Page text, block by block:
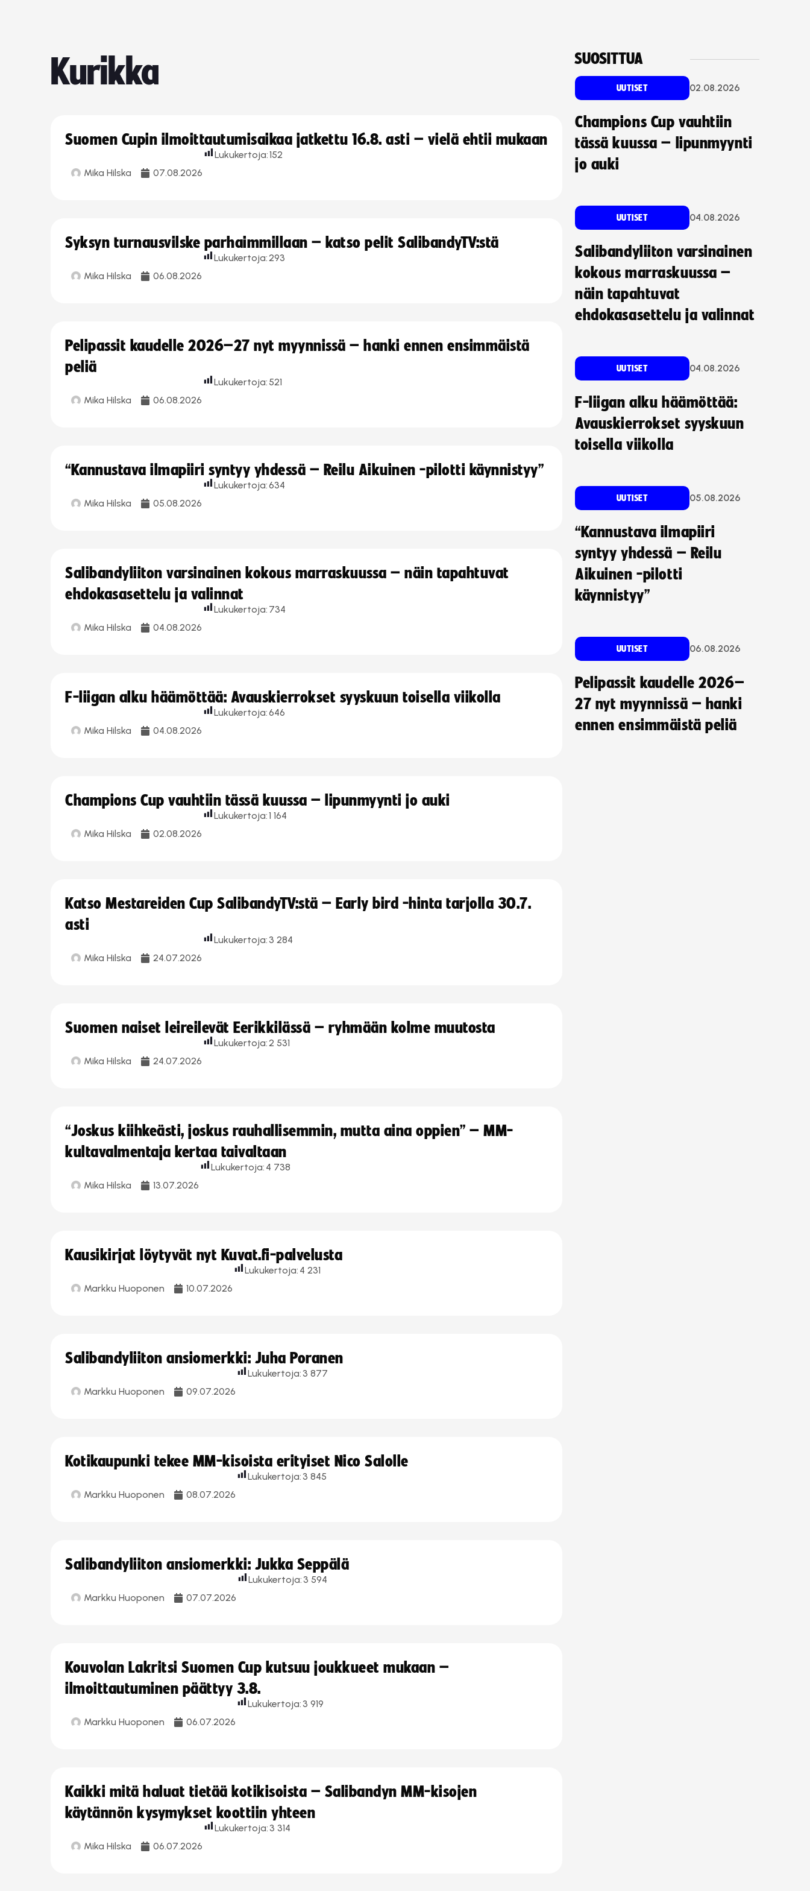
Kurikka
Suomen Cupin ilmoittautumisaikaa jatkettu 16.8. asti – vielä ehtii mukaan
Mika Hilska 07.08.2026
Lukukertoja:152
Syksyn turnausvilske parhaimmillaan – katso pelit SalibandyTV:stä
Mika Hilska 06.08.2026
Lukukertoja:293
Pelipassit kaudelle 2026–27 nyt myynnissä – hanki ennen ensimmäistä
peliä
Mika Hilska 06.08.2026
Lukukertoja: 521
“Kannustava ilmapiiri syntyy yhdessä – Reilu Aikuinen -pilotti käynnistyy”
Mika Hilska 05.08.2026
Lukukertoja:634
Salibandyliiton varsinainen kokous marraskuussa – näin tapahtuvat
ehdokasasettelu ja valinnat
Mika Hilska 04.08.2026
Lukukertoja: 734
F-liigan alku häämöttää: Avauskierrokset syyskuun toisella viikolla
Mika Hilska 04.08.2026
Lukukertoja:646
Champions Cup vauhtiin tässä kuussa – lipunmyynti jo auki
Mika Hilska 02.08.2026
Lukukertoja:1 164
Katso Mestareiden Cup SalibandyTV:stä – Early bird -hinta tarjolla 30.7.
asti
Mika Hilska 24.07.2026
Lukukertoja: 3 284
Suomen naiset leireilevät Eerikkilässä – ryhmään kolme muutosta
Mika Hilska 24.07.2026
Lukukertoja:2 531
“Joskus kiihkeästi, joskus rauhallisemmin, mutta aina oppien” – MM-
kultavalmentaja kertaa taivaltaan
Mika Hilska 13.07.2026
Lukukertoja: 4 738
Kausikirjat löytyvät nyt Kuvat.fi-palvelusta
Markku Huoponen 10.07.2026
Lukukertoja: 4 231
Salibandyliiton ansiomerkki: Juha Poranen
Markku Huoponen 09.07.2026
Lukukertoja: 3 877
Kotikaupunki tekee MM-kisoista erityiset Nico Salolle
Markku Huoponen 08.07.2026
Lukukertoja: 3 845
Salibandyliiton ansiomerkki: Jukka Seppälä
Markku Huoponen 07.07.2026
Lukukertoja: 3 594
Kouvolan Lakritsi Suomen Cup kutsuu joukkueet mukaan –
ilmoittautuminen päättyy 3.8.
Markku Huoponen 06.07.2026
Lukukertoja: 3 919
Kaikki mitä haluat tietää kotikisoista – Salibandyn MM-kisojen
käytännön kysymykset koottiin yhteen
Mika Hilska 06.07.2026
Lukukertoja: 3 314
SUOSITTUA
UUTISET 02.08.2026
Champions Cup vauhtiin
tässä kuussa – lipunmyynti
jo auki
UUTISET 04.08.2026
Salibandyliiton varsinainen
kokous marraskuussa –
näin tapahtuvat
ehdokasasettelu ja valinnat
UUTISET 04.08.2026
F-liigan alku häämöttää:
Avauskierrokset syyskuun
toisella viikolla
UUTISET 05.08.2026
“Kannustava ilmapiiri
syntyy yhdessä – Reilu
Aikuinen -pilotti
käynnistyy”
UUTISET 06.08.2026
Pelipassit kaudelle 2026–
27 nyt myynnissä – hanki
ennen ensimmäistä peliä